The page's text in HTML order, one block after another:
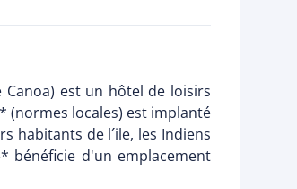
Canoa) est un hôtel de loisirs
(normes locales) est implanté
habitants de l´ile, les Indiens
bénéficie d'un emplacement